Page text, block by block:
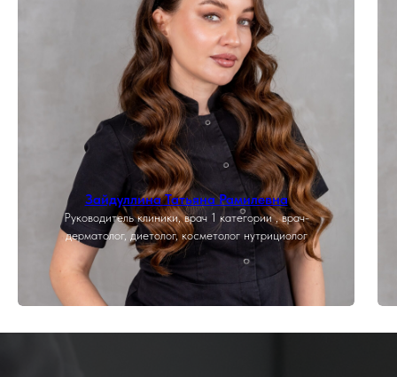
Зайдуллина Татьяна Рамилевна
Руководитель клиники, врач 1 категории , врач-
дерматолог, диетолог, косметолог нутрициолог